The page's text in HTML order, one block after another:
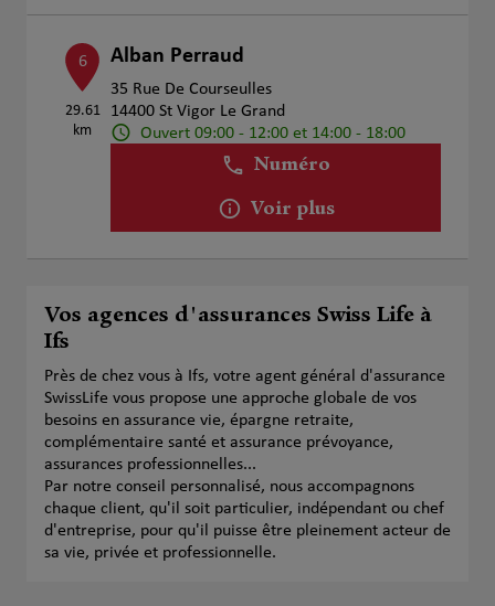
6
29.61
km
Alban Perraud
35 Rue De Courseulles
14400 St Vigor Le Grand
Ouvert 09:00 - 12:00 et 14:00 - 18:00
Numéro
Voir plus
Vos agences d'assurances Swiss Life à
Ifs
Près de chez vous à Ifs, votre agent général d'assurance
SwissLife vous propose une approche globale de vos
besoins en assurance vie, épargne retraite,
complémentaire santé et assurance prévoyance,
assurances professionnelles...
Par notre conseil personnalisé, nous accompagnons
chaque client, qu'il soit particulier, indépendant ou chef
d'entreprise, pour qu'il puisse être pleinement acteur de
sa vie, privée et professionnelle.